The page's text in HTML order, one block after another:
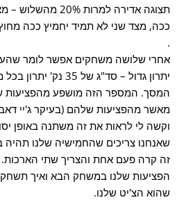
תצוגה אדירה למרות
ככה, מצד שני לא תמיד יחמיץ ככה
.
אחרי שלושה משחקים אפשר לומר
יתרון גדול – סד"ג של
המסך. המספר הזה מושפע מהפציעות
מאשר מהפציעות שלהם (בעיקר ג'יי
וקשה לי לראות את זה משתנה באופן
שאנחנו צריכים שהחמישיה שלנו תהיה
זה קרה פעם אחת והצריך שתי
הפציעות שלנו במשחק הבא ואיך תשחק
שהוא הצ'יט שלנו.